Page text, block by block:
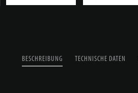
BESCHREIBUNG TECHNISCHE DATEN